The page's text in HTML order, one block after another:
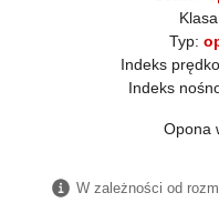
Typ:
Indeks
Indeks
Opona
W zależności od